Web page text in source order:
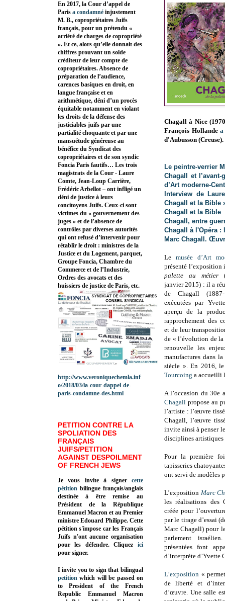
Chagall à Nice
François Hollandea
d'Aubusson (Creuse).
Le peintre-verrier
Chagall et
d’Art moderne-
Interview de
Chagall et la Bible
Chagall et la Bible
Chagall, entre
Chagall à l'Opéra :
Marc Chagall.
Le musée d’Art
présenté
palette au métier
janvier 2015) : il a
de Chagall
exécutées par
aperçu de la
rapprochement des
et de leur
de « l’évolution de
renouvelle les
manufactures dans
siècle ». En 2016,
Tourcoing a accueilli
A l’occasion du 30e
Chagall propose au
l’artiste : l’œuvre
Chagall, l’œuvre
invite ainsi à penser
disciplines artistiques
Pour la première
tapisseries
ont servi de modèles
L’exposition Marc
les réalisations des
créée pour
par le tirage d’essai
Marc Chagall) pour
parlement
présentées font
d’interprète d’Yvette
L’exposition «
de liberté et
d’œuvre. Une salle
En 2017, la Cour d’appel de
Paris a condamné injustement
M. B., copropriétaires Juifs
français, pour un prétendu «
arriéré de charges de copropriété
». Et ce, alors qu’elle donnait des
chiffres prouvant un solde
créditeur de leur compte de
copropriétaires. Absence de
préparation de l’audience,
carences basiques en droit, en
langue française et en
arithmétique, déni d’un procès
équitable notamment en violant
les droits de la défense des
justiciables juifs par une
partialité choquante et par une
mansuétude généreuse au
bénéfice du Syndicat des
copropriétaires et de son syndic
Foncia Paris fautifs… Les trois
magistrats de la Cour - Laure
Comte, Jean-Loup Carrière,
Frédéric Arbellot – ont infligé un
déni de justice à leurs
concitoyens Juifs. Ceux-ci sont
victimes du « gouvernement des
juges » et de l’absence de
contrôles par diverses autorités
qui ont refusé d’intervenir pour
rétablir le droit : ministres de la
Justice et du Logement, parquet,
Groupe Foncia, Chambre du
Commerce et de l’Industrie,
Ordres des avocats et des
huissiers de justice de Paris, etc.
http://www.veroniquechemla.inf
o/2018/03/la-cour-dappel-de-
paris-condamne-des.html
PETITION CONTRE LA
SPOLIATION DES
FRANÇAIS
JUIFS/PETITION
AGAINST DESPOILMENT
OF FRENCH JEWS
Je vous invite à signer cette
pétition bilingue français/anglais
destinée à être remise au
Président de la République
Emmanuel Macron et au Premier
ministre Edouard Philippe. Cette
pétition s'impose car les Français
Juifs n'ont aucune organisation
pour les défendre. Cliquez
ici
pour signer.
I invite you to sign that bilingual
petition which will be passed on
to President of the French
Republic Emmanuel Macron